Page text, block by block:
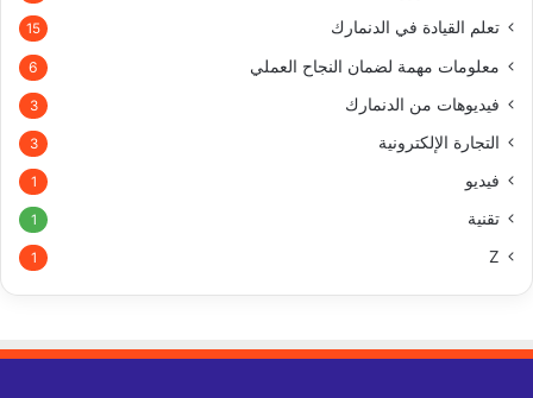
تعلم القيادة في الدنمارك 15
معلومات مهمة لضمان النجاح العملي 6
فيديوهات من الدنمارك 3
التجارة الإلكترونية 3
فيديو 1
تقنية 1
Z
1